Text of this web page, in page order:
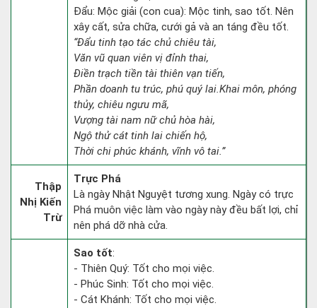
Đẩu: Mộc giải (con cua): Mộc tinh, sao tốt. Nên
xây cất, sửa chữa, cưới gả và an táng đều tốt.
“Đẩu tinh tạo tác chủ chiêu tài,
Văn vũ quan viên vị đỉnh thai,
Điền trạch tiền tài thiên vạn tiến,
Phần doanh tu trúc, phú quý lai.Khai môn, phóng
thủy, chiêu ngưu mã,
Vượng tài nam nữ chủ hòa hài,
Ngộ thử cát tinh lai chiến hộ,
Thời chi phúc khánh, vĩnh vô tai.”
Thập
Nhị Kiến
Trừ
Trực Phá
Là ngày Nhật Nguyệt tương xung. Ngày có trực
Phá muôn việc làm vào ngày này đều bất lợi, chỉ
nên phá dỡ nhà cửa.
Sao tốt:
- Thiên Quý: Tốt cho mọi việc.
- Phúc Sinh: Tốt cho mọi việc.
- Cát Khánh: Tốt cho mọi việc.